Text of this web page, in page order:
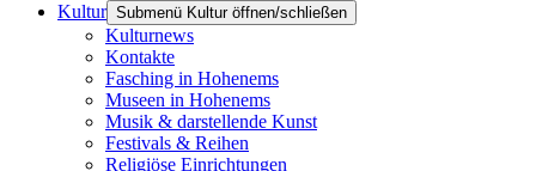
Kultur Submenü Kultur öffnen/schließen
Kulturnews
Kontakte
Fasching in Hohenems
Museen in Hohenems
Musik & darstellende Kunst
Festivals & Reihen
Religiöse Einrichtungen